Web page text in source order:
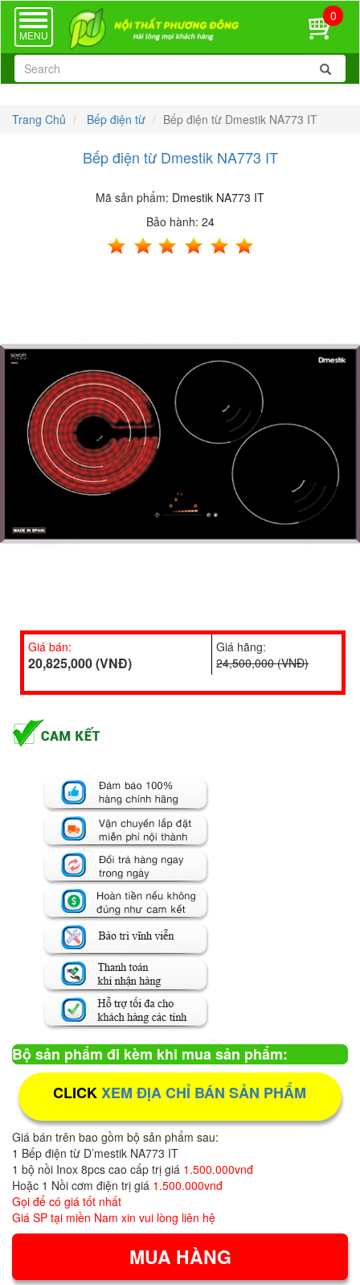
TOGGLE
NAVIGATION
MENU
0
Trang Chủ Bếp điện từ Bếp điện từ Dmestik NA773 IT
Bếp điện từ Dmestik NA773 IT
Mã sản phẩm: Dmestik NA773 IT
Bảo hành: 24
Giá bán:
20,825,000 (VNĐ)
Giá hãng:
24,500,000 (VNĐ)
Bộ sản phẩm đi kèm khi mua sản phẩm:
CLICKXEM ĐỊA CHỈ BÁN SẢN PHẨM
Giá bán trên bao gồm bộ sản phẩm sau:
1 Bếp điện từ D’mestik NA773 IT
1 bộ nồi Inox 8pcs cao cấp trị giá 1.500.000vnđ
Hoặc 1 Nồi cơm điện trị giá 1.500.000vnđ
Gọi để có giá tốt nhất
Giá SP tại miền Nam xin vui lòng liên hệ